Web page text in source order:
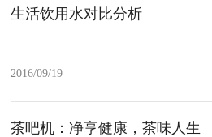
生活饮用水对比分析
2016/09/19
茶吧机：净享健康，茶味人生